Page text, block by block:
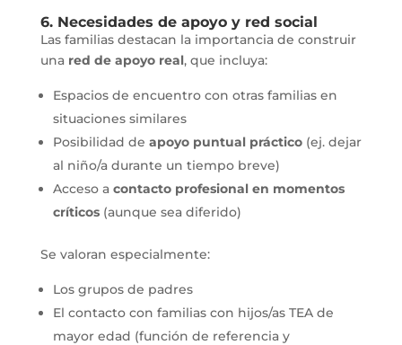
6. Necesidades de apoyo y red social
Las familias destacan la importancia de construir
una red de apoyo real, que incluya:
Espacios de encuentro con otras familias en
situaciones similares
Posibilidad de apoyo puntual práctico(ej. dejar
al niño/a durante un tiempo breve)
Acceso a contacto profesional en momentos
críticos(aunque sea diferido)
Se valoran especialmente:
Los grupos de padres
El contacto con familias con hijos/as TEA de
mayor edad (función de referencia y